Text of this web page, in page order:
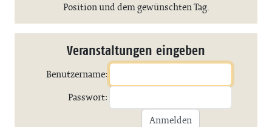
Position und dem gewünschten Tag.
Veranstaltungen eingeben
Benutzername:
Passwort:
Anmelden